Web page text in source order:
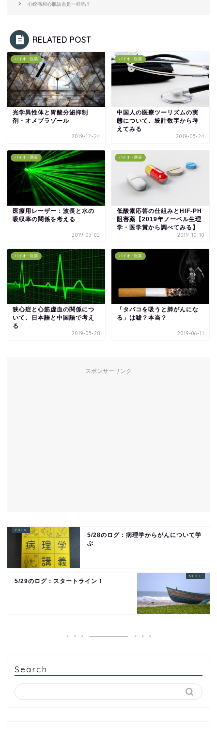
心绞痛和心肌缺血是一样吗？
RELATED POST
バイオ・医薬
光学異性体と胃酸分泌抑制
剤・オメプラゾール
2019-12-24
バイオ・医薬
中国人の医療ツーリズムの実
態について、統計数字から考
えてみる
2019-05-24
バイオ・医薬
医療用レーザー：波長と水の
吸収率の関係を考える
2019-05-02
バイオ・医薬
低酸素応答の仕組みとHIF-PH
阻害薬【2019年ノーベル生理
学・医学賞から調べてみる】
2019-10-10
バイオ・医薬
狭心症と心筋虚血の関係につ
いて、日本語と中国語で考え
る
2019-05-28
バイオ・医薬
「タバコを吸うと肺がんにな
る」は嘘？本当？
2019-06-11
スポンサーリンク
5/28のログ：病理学からがんについて学
ぶ
5/29のログ：スタートライン！
Search